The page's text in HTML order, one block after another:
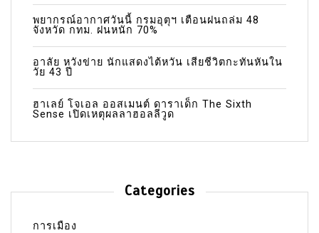
พยากรณ์อากาศวันนี้ กรมอุตุฯ เตือนฝนถล่ม 48
จังหวัด กทม. ฝนหนัก 70%
อาลัย หวังข่าย นักแสดงไต้หวัน เสียชีวิตกะทันหันใน
วัย 43 ปี
ฮาเลย์ โจเอล ออสเมนต์ ดาราเด็ก The Sixth
Sense เปิดเหตุผลลาฮอลลีวูด
Categories
การเมือง